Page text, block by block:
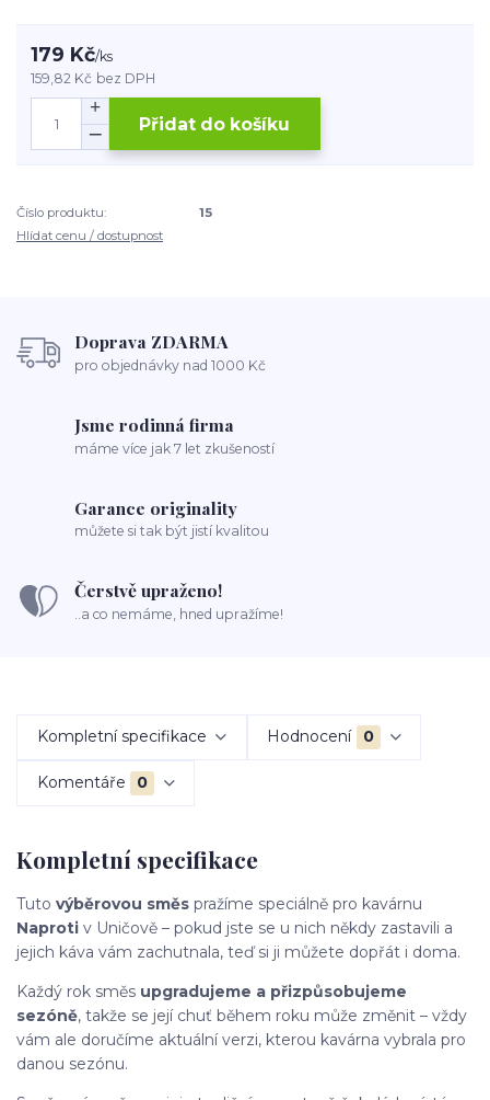
179 Kč/ks
159,82 Kč bez DPH
Přidat do košíku
Číslo produktu:
15
Hlídat cenu / dostupnost
Doprava ZDARMA
pro objednávky nad 1000 Kč
Jsme rodinná firma
máme více jak 7 let zkušeností
Garance originality
můžete si tak být jistí kvalitou
Čerstvě upraženo!
..a co nemáme, hned upražíme!
Kompletní specifikace Hodnocení 0
Komentáře 0
Kompletní specifikace
Tuto výběrovou směs pražíme speciálně pro kavárnu
Naproti v Uničově – pokud jste se u nich někdy zastavili a
jejich káva vám zachutnala, teď si ji můžete dopřát i doma.
Každý rok směs upgradujeme a přizpůsobujeme
sezóně, takže se její chuť během roku může změnit – vždy
vám ale doručíme aktuální verzi, kterou kavárna vybrala pro
danou sezónu.